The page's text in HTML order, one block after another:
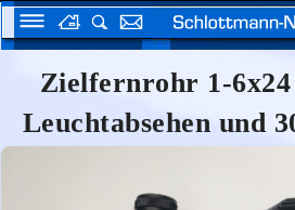
Zielfernrohr 1-
Leuchtabsehen und